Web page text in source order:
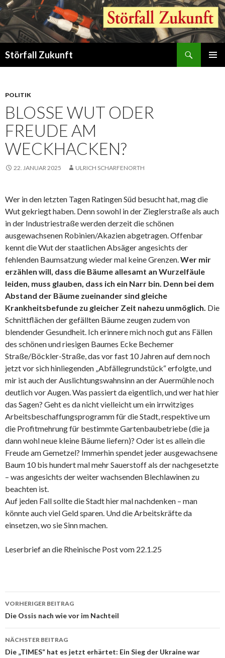
Störfall Zukunft
POLITIK
BLOSSE WUT ODER F
REUDE AM W
ECKHACKEN?
22. JANUAR 2025 ULRICH SCHARFENORTH
Wer in den letzten Tagen Ratingen Süd besucht hat, mag die
Wut gekriegt haben. Denn sowohl in der Zieglerstraße als auch
in der Industriestraße werden derzeit die schönen
ausgewachsenen Robinien/Akazien abgetragen. Offenbar
kennt die Wut der staatlichen Absäger angesichts der
fehlenden Baumsatzung wieder mal keine Grenzen.Wer mir
erzählen will, dass die Bäume allesamt an Wurzelfäule
leiden, muss glauben, dass ich ein Narr bin. Denn bei dem
Abstand der Bäume zueinander sind gleiche
Krankheitsbefunde zu gleicher Zeit nahezu unmöglich. Die
Schnittflächen der gefällten Bäume zeugen zudem von
blendender Gesundheit. Ich erinnere mich noch gut ans Fällen
des schönen und riesigen Baumes Ecke Bechemer
Straße/Böckler-Straße, das vor fast 10 Jahren auf dem noch
jetzt vor sich hinliegenden „Abfällegrundstück“ erfolgte, und
mir ist auch der Auslichtungswahnsinn an der Auermühle noch
deutlich vor Augen. Was passiert da eigentlich, und wer hat hier
das Sagen? Geht es da nicht vielleicht um ein irrwitziges
Arbeitsbeschaffungsprogramm für die Stadt, respektive um
die Profitmehrung für bestimmte Gartenbaubetriebe (die ja
dann wohl neue kleine Bäume liefern)? Oder ist es allein die
Freude am Gemetzel? Immerhin spendet jeder ausgewachsene
Baum 10 bis hundert mal mehr Sauerstoff als der nachgesetzte
– was angesichts der weiter wachsenden Blechlawinen zu
beachten ist.
Auf jeden Fall sollte die Stadt hier mal nachdenken – man
könnte auch viel Geld sparen. Und die Arbeitskräfte da
einsetzen, wo sie Sinn machen.
Leserbrief an die Rheinische Post vom 22.1.25
Beitrags-
Navigation
VORHERIGER BEITRAG
Die Ossis nach wie vor im Nachteil
NÄCHSTER BEITRAG
Die „TIMES“ hat es jetzt erhärtet: Ein Sieg der Ukraine war